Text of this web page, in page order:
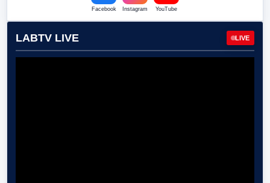
Facebook Instagram YouTube
LABTV LIVE LIVE